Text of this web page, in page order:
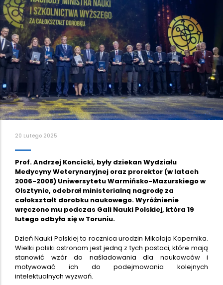
20 Lutego 2025
Prof. Andrzej Koncicki, były dziekan Wydziału
Medycyny Weterynaryjnej oraz prorektor (w latach
2006-2008) Uniwersytetu Warmińsko-Mazurskiego w
Olsztynie, odebrał ministerialną nagrodę za
całokształt dorobku naukowego. Wyróżnienie
wręczono mu podczas Gali Nauki Polskiej, która 19
lutego odbyła się w Toruniu.
Dzień Nauki Polskiej to rocznica urodzin Mikołaja Kopernika.
Wielki polski astronom jest jedną z tych postaci, które mają
stanowić wzór do naśladowania dla naukowców i
motywować ich do podejmowania kolejnych
intelektualnych wyzwań.